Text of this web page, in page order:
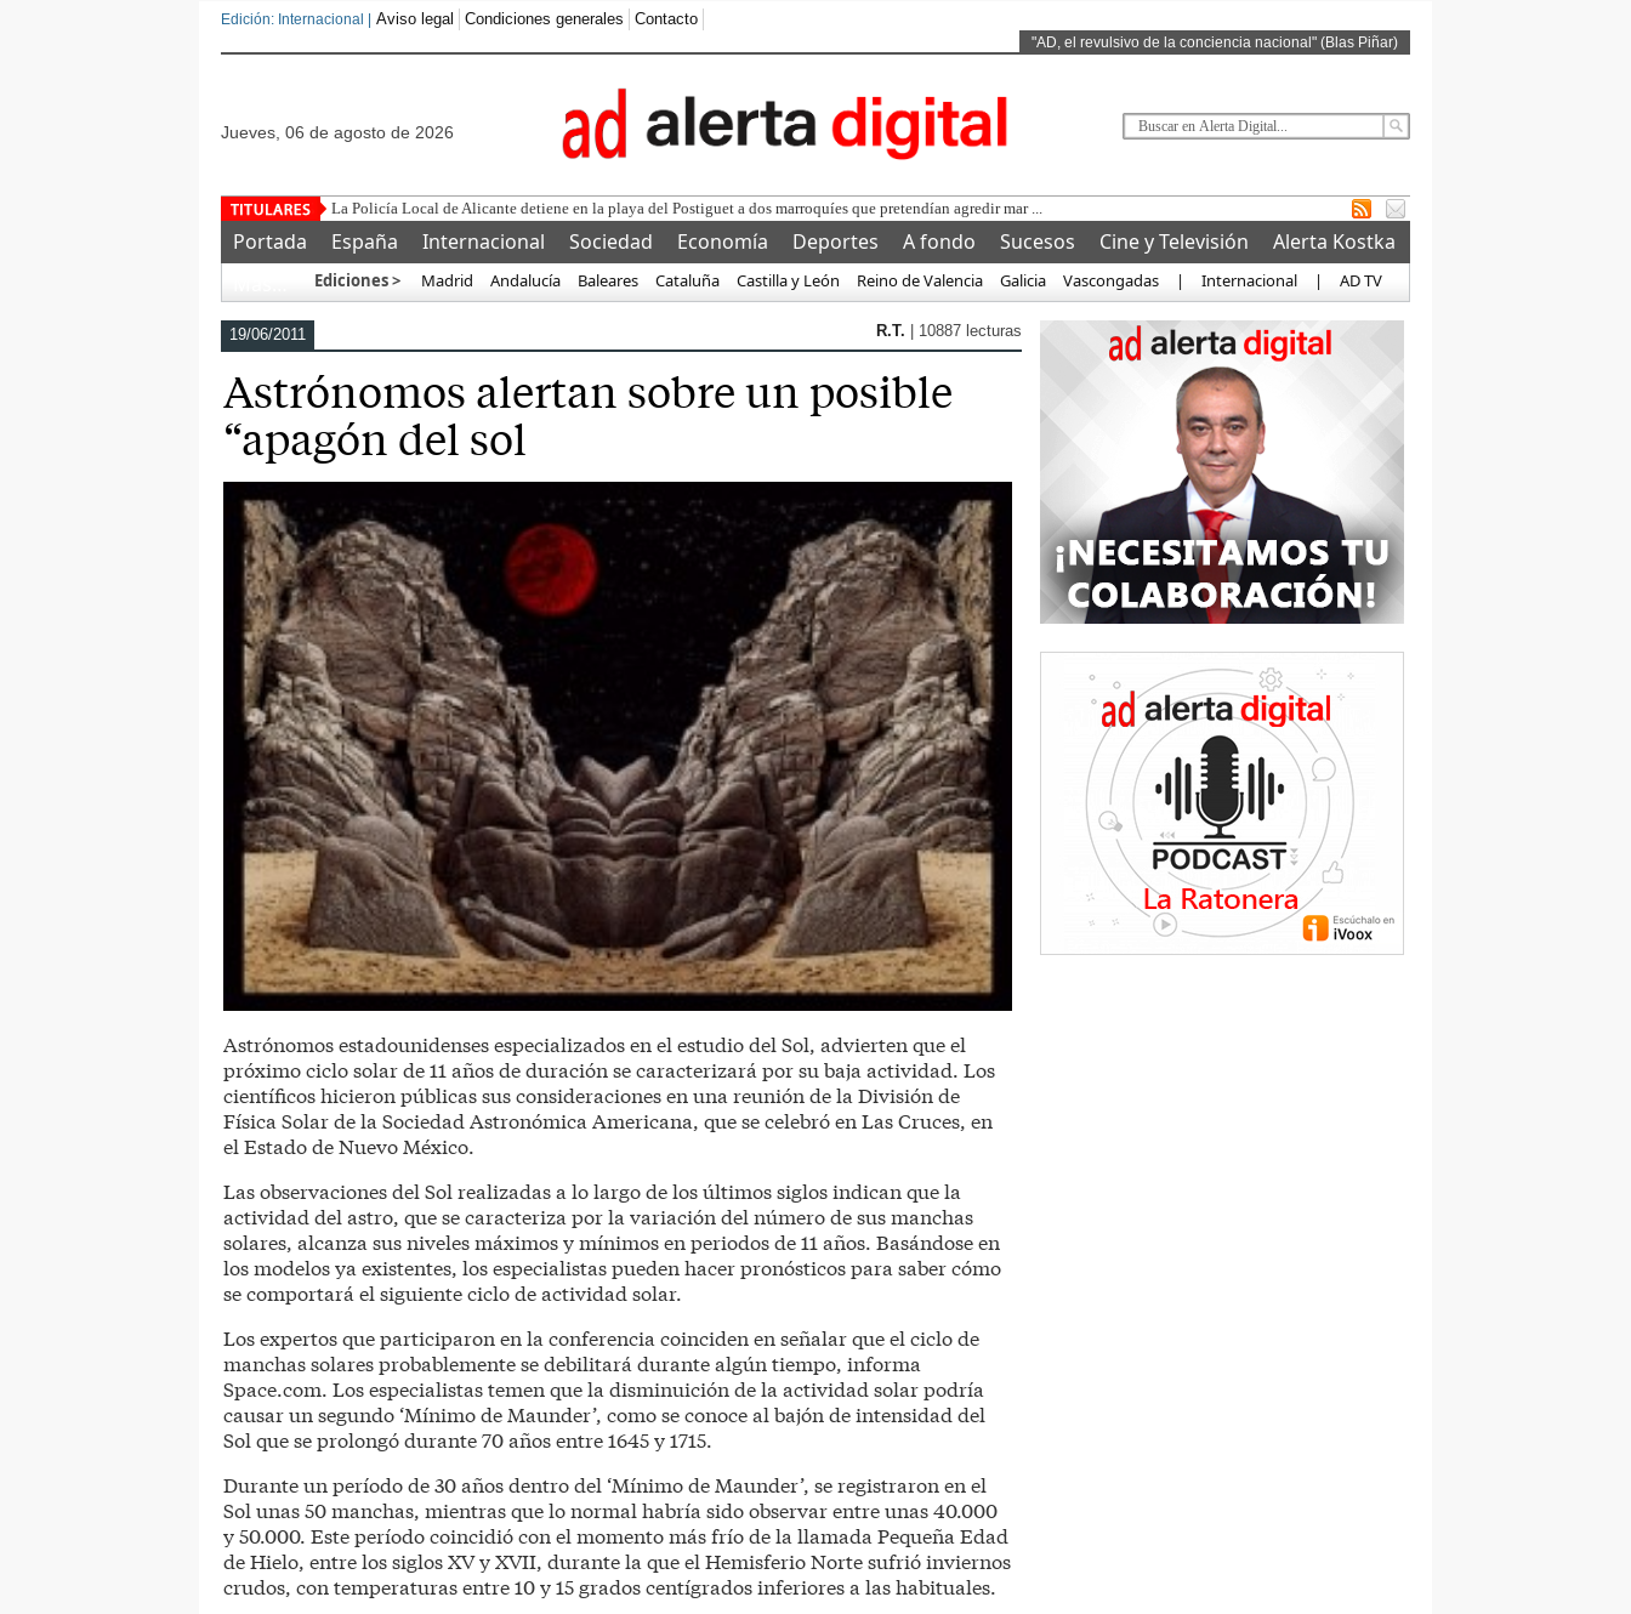
Edición: Internacional | Aviso legal Condiciones generales Contacto
"AD, el revulsivo de la conciencia nacional" (Blas Piñar)
jueves, 06 de agosto de 2026
Este corrupto
Portada España Internacional Sociedad Economía Deportes A fondo Sucesos Cine y Televisión
Alerta Kostka
Ediciones > Madrid Andalucía Baleares Cataluña Castilla y León Reino de Valencia Galicia Vascongadas | Internacional | AD TV
19/06/2011 R.T. | 10887 lecturas
Astrónomos alertan sobre un posible
“apagón del sol
Astrónomos estadounidenses especializados en el estudio del Sol, advierten que el
próximo ciclo solar de 11 años de duración se caracterizará por su baja actividad. Los
científicos hicieron públicas sus consideraciones en una reunión de la División de
Física Solar de la Sociedad Astronómica Americana, que se celebró en Las Cruces, en
el Estado de Nuevo México.
Las observaciones del Sol realizadas a lo largo de los últimos siglos indican que la
actividad del astro, que se caracteriza por la variación del número de sus manchas
solares, alcanza sus niveles máximos y mínimos en periodos de 11 años. Basándose en
los modelos ya existentes, los especialistas pueden hacer pronósticos para saber cómo
se comportará el siguiente ciclo de actividad solar.
Los expertos que participaron en la conferencia coinciden en señalar que el ciclo de
manchas solares probablemente se debilitará durante algún tiempo, informa
Space.com. Los especialistas temen que la disminuición de la actividad solar podría
causar un segundo ‘Mínimo de Maunder’, como se conoce al bajón de intensidad del
Sol que se prolongó durante 70 años entre 1645 y 1715.
Durante un período de 30 años dentro del ‘Mínimo de Maunder’, se registraron en el
Sol unas 50 manchas, mientras que lo normal habría sido observar entre unas 40.000
y 50.000. Este período coincidió con el momento más frío de la llamada Pequeña Edad
de Hielo, entre los siglos XV y XVII, durante la que el Hemisferio Norte sufrió inviernos
crudos, con temperaturas entre 10 y 15 grados centígrados inferiores a las habituales.